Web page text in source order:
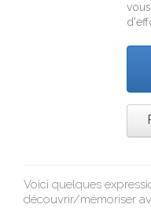
Voici quelques
découvrir/mémoriser